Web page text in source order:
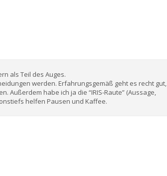
als Teil des Auges.
werden. Erfahrungsgemäß geht es recht gut,
Außerdem habe ich ja die “IRIS-Raute” (Aussage,
helfen Pausen und Kaffee.